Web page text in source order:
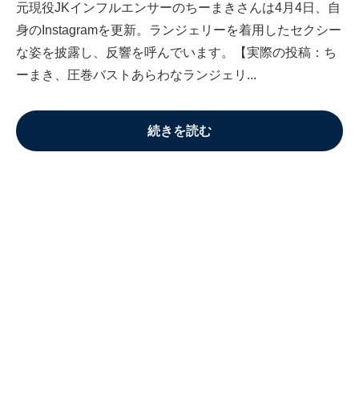
元現役JKインフルエンサーのちーまきさんは4月4日、自
身のInstagramを更新。ランジェリーを着用したセクシー
な姿を披露し、反響を呼んでいます。【実際の投稿：ち
ーまき、圧巻バストあらわなランジェリ...
続きを読む